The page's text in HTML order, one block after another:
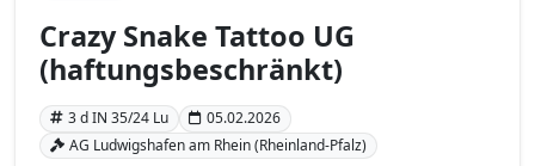
Crazy Snake Tattoo UG
(haftungsbeschränkt)
3 d IN 35/24 Lu
05.02.2026
AG Ludwigshafen am Rhein (Rheinland-Pfalz)